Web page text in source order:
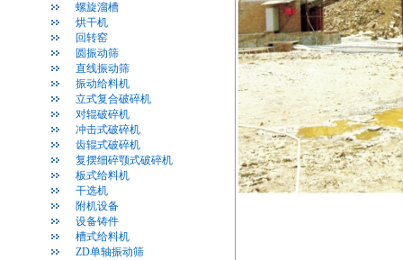
螺旋溜槽
烘干机
回转窑
圆振动筛
直线振动筛
振动给料机
立式复合破碎机
对辊破碎机
冲击式破碎机
齿辊式破碎机
复摆细碎颚式破碎机
板式给料机
干选机
附机设备
设备铸件
槽式给料机
ZD单轴振动筛